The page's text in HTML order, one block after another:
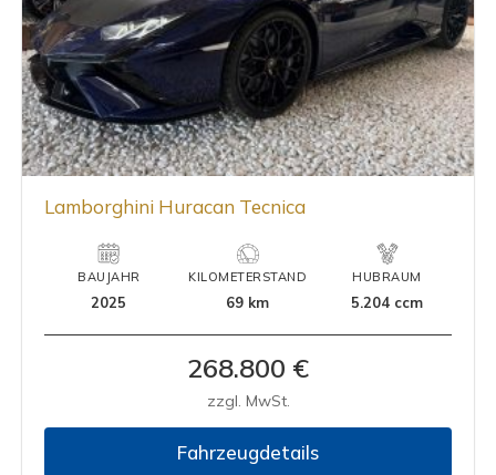
Lamborghini Huracan Tecnica
BAUJAHR
2025
KILOMETERSTAND
69 km
HUBRAUM
5.204 ccm
268.800 €
zzgl. MwSt.
Fahrzeugdetails